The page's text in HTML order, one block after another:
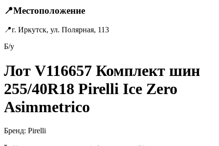
📍Местоположение
📍г. Иркутск, ул. Полярная, 113
Б/у
Лот V116657 Комплект шин
255/40R18 Pirelli Ice Zero
Asimmetrico
Бренд: Pirelli